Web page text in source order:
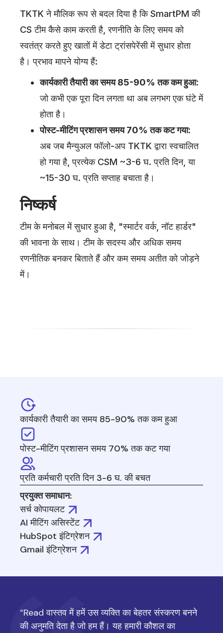
TKTK ने मौलिक रूप से बदल दिया है कि SmartPM की
CS टीम कैसे काम करती है, रणनीति के लिए समय को
स्वतंत्र करते हुए खातों में डेटा ट्रांसपेरेंसी में सुधार होता
है। प्रभाव मापने योग्य हैं:
कार्यकारी तैयारी का समय 85-90% तक कम हुआ:
जो कभी एक पूरा दिन लगता था अब लगभग एक घंटे में
होता है।
पोस्ट-मीटिंग प्रशासन समय 70% तक कट गया:
अब जब मैन्युअल फॉलो-अप TKTK द्वारा स्वचालित
हो गया है, प्रत्येक CSM ~3-6 घ. प्रति दिन, या
~15-30 घ. प्रति सप्ताह बचाता है।
निष्कर्ष
टीम के मनोबल में सुधार हुआ है, "स्मार्टर वर्क, नॉट हार्डर"
की भावना के साथ। टीम के सदस्य और अधिक समय
रणनीतिक बनकर बिताते हैं और कम समय अतीत को जोड़ने
में।
कार्यकारी तैयारी का समय 85-90% तक कम हुआ
पोस्ट-मीटिंग प्रशासन समय 70% तक कट गया
प्रति कर्मचारी प्रति दिन 3-6 घ. की बचत
प्रयुक्त समाधान:
सर्च कोपायलट
AI मीटिंग असिस्टेंट
HubSpot इंटिग्रेशन
Gmail इंटिग्रेशन
“Read वास्तव में हमें उस व्यक्ति का बेहतर संस्करण बनने
की अनुमति देता है जो हम हैं। यह हमारी कौशल का